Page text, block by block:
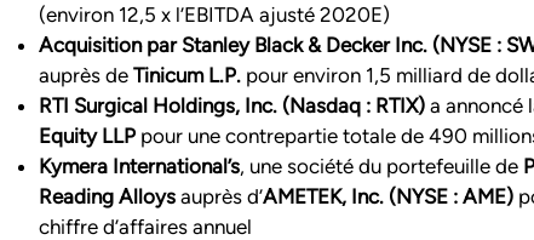
(environ 12,5 x l’EBITDA ajusté 2020E)
Acquisition par Stanley Black & Decker Inc. (NYSE :
auprès de Tinicum L.P. pour environ 1,5 milliard de
RTI Surgical Holdings, Inc. (Nasdaq : RTIX) a annoncé
Equity LLP pour une contrepartie totale de 490
Kymera International’s, une société du portefeuille de
Reading Alloys auprès d’AMETEK, Inc. (NYSE : AME)
chiffre d’affaires annuel